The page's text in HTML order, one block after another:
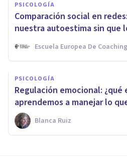
PSICOLOGÍA
Comparación social en
nuestra autoestima sin que
Escuela Europea De Coaching
PSICOLOGÍA
Regulación emocional: ¿qué
aprendemos a manejar lo
Blanca Ruiz